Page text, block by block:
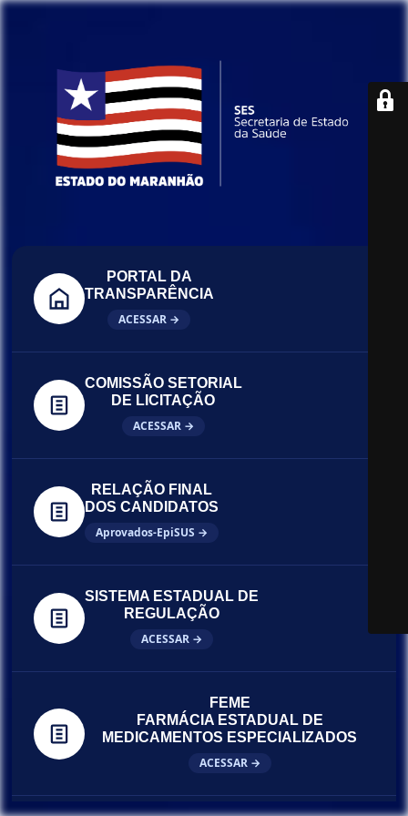
PORTAL DA
TRANSPARÊNCIA
ACESSAR →
COMISSÃO SETORIAL
DE LICITAÇÃO
ACESSAR →
RELAÇÃO FINAL
DOS CANDIDATOS
Aprovados-EpiSUS →
SISTEMA ESTADUAL DE
REGULAÇÃO
ACESSAR →
FEME
FARMÁCIA ESTADUAL DE
MEDICAMENTOS ESPECIALIZADOS
ACESSAR →